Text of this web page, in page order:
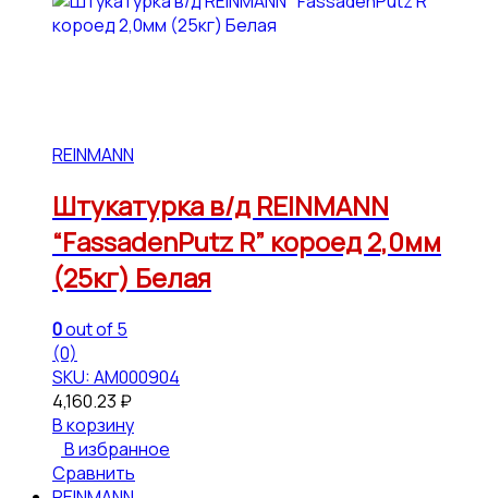
REINMANN
Штукатурка в/д REINMANN
“FassadenPutz R” короед 2,0мм
(25кг) Белая
0out of 5
(0)
SKU: АМ000904
4,160.23 ₽
В корзину
В избранное
Сравнить